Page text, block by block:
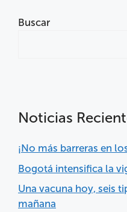
Buscar
Noticias
¡No más barreras en
Bogotá intensifica la
Una vacuna hoy, seis
mañana